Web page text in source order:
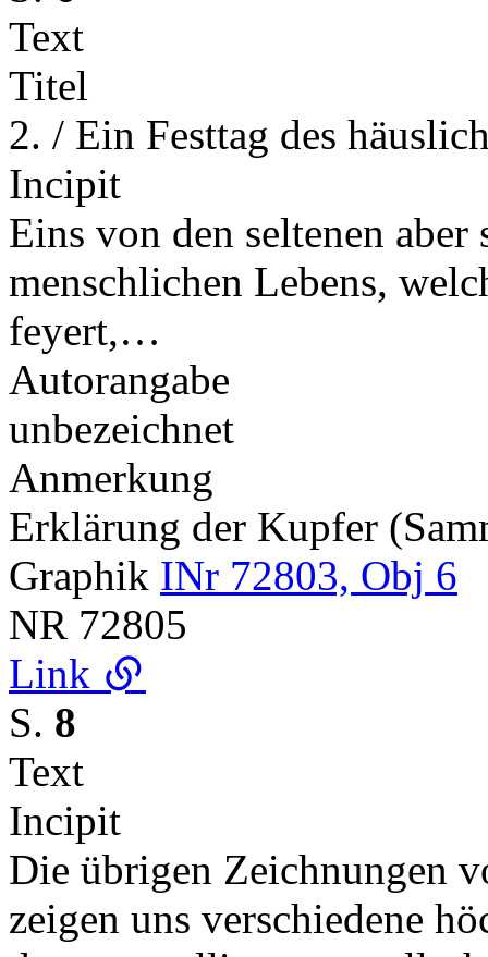
Text
Titel
2. / Ein Festtag des
Incipit
Eins von den seltenen aber
menschlichen Lebens,
feyert,…
Autorangabe
unbezeichnet
Anmerkung
Erklärung der Kupfer
Graphik INr 72803, Obj 6
NR 72805
Link
S. 8
Text
Incipit
Die übrigen Zeichnungen
zeigen uns verschiedene